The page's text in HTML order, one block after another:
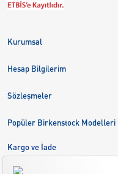
Kurumsal
Birkenstock Group
Kariyer
Hesap Bilgilerim
Sipariş Takibi
Sözleşmeler
Kargo ve İade
Çerez Tercihlerini Yönetin
Popüler Birkenstock Modelleri
Kargo ve İade
Bize Ulaşın